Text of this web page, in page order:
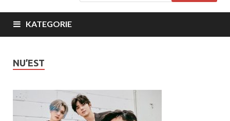
KATEGORIE
NU’EST